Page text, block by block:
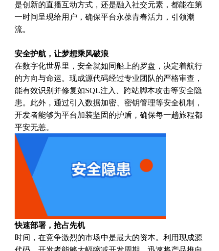
是创新的直播互动方式，还是融入社交元素，都能在第
一时间呈现给用户，确保平台永葆青春活力，引领潮
流。
安全护航，让梦想乘风破浪
在数字化世界里，安全就如同船上的罗盘，决定着航行
的方向与命运。现成源代码经过专业团队的严格审查，
能有效识别并修复如SQL注入、跨站脚本攻击等安全隐
患。此外，通过引入数据加密、密钥管理等安全机制，
开发者能够为平台加装坚固的护盾，确保每一趟旅程都
平安无恙。
快速部署，抢占先机
时间，在竞争激烈的市场中是最大的资本。利用现成源